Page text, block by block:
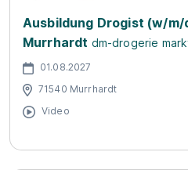
Ausbildung Drogist (w/m/
Murrhardt dm-drogerie
01.08.2027
71540 Murrhardt
Video